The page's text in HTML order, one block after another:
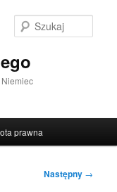
prawna
Następny →